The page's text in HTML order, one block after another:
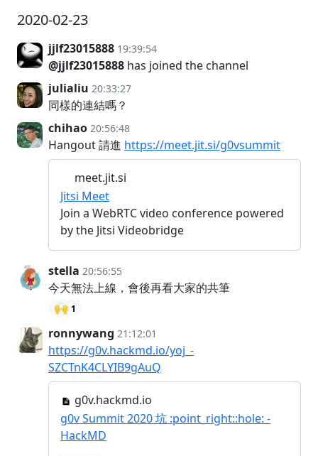
2020-02-23
jjlf23015888 19:39:54
@jjlf23015888 has joined the channel
julialiu 20:33:27
同樣的連結嗎？
chihao 20:56:48
Hangout 請進 https://meet.jit.si/g0vsummit
meet.jit.si
Jitsi Meet
Join a WebRTC video conference powered
by the Jitsi Videobridge
stella 20:56:55
今天無法上線，會後再看大家的共筆
🙌 1
ronnywang 21:12:01
https://g0v.hackmd.io/yoj_-
SZCTnK4CLYIB9gAuQ
g0v.hackmd.io
g0v Summit 2020 坑 :point_right::hole: -
HackMD